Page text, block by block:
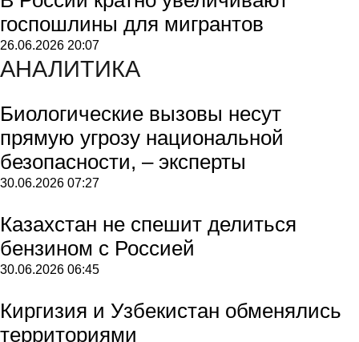
госпошлины для мигрантов
26.06.2026 20:07
АНАЛИТИКА
Биологические вызовы несут
прямую угрозу национальной
безопасности, – эксперты
30.06.2026 07:27
Казахстан не спешит делиться
бензином с Россией
30.06.2026 06:45
Киргизия и Узбекистан обменялись
территориями